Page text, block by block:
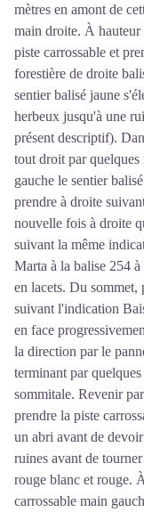
mètres en amont de
main droite. À hauteur
piste carrossable et
forestière de droite
sentier balisé jaune
herbeux jusqu'à une
présent descriptif).
tout droit par quelques
gauche le sentier
prendre à droite
nouvelle fois à droite
suivant la même
Marta à la balise 254
en lacets. Du sommet,
suivant l'indication
en face
la direction par le
terminant par
sommitale. Revenir
prendre la piste
un abri avant de
ruines avant de
rouge blanc et rouge.
carrossable main